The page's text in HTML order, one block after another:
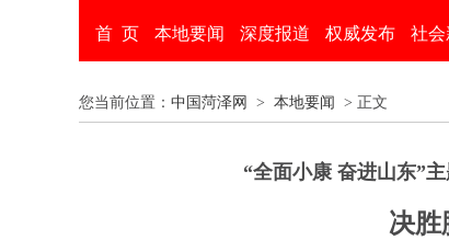
首 页 本地要闻 深度报道 权威发布 社会
您当前位置： 中国菏泽网 > 本地要闻 > 正文
“全面小康 奋进山东”
决胜